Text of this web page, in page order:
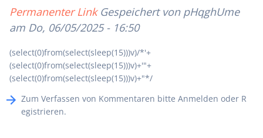
Permanenter Link Gespeichert von pHqghUme
am Do, 06/05/2025 - 16:50
(select(0)from(select(sleep(15)))v)/*'+
(select(0)from(select(sleep(15)))v)+'"+
(select(0)from(select(sleep(15)))v)+"*/
Zum Verfassen von Kommentaren bitte Anmelden oder R
egistrieren.